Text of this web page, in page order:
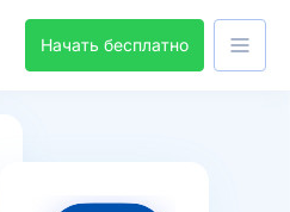
Начать бесплатно